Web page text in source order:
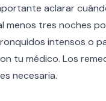
aclarar
menos tres noches
intensos o
tu médico. Los
necesaria.